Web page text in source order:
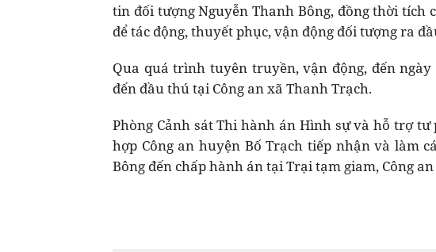
tin đối tượng Nguyễn Thanh Bông, đồng thời tích
để tác động, thuyết phục, vận động đối tượng ra
Qua quá trình tuyên truyền, vận động, đến
đến đầu thú tại Công an xã Thanh Trạch.
Phòng Cảnh sát Thi hành án Hình sự và hỗ trợ
hợp Công an huyện Bố Trạch tiếp nhận và làm
Bông đến chấp hành án tại Trại tạm giam, Công